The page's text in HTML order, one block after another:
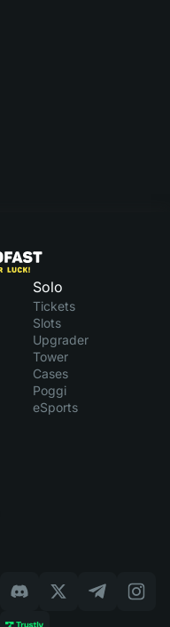
Solo
Tickets
Slots
Upgrader
Tower
Cases
Poggi
eSports